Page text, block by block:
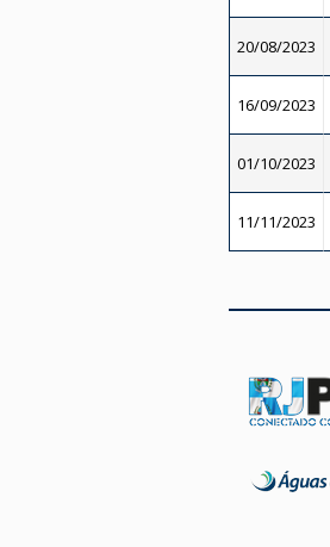
20/08/2023
16/09/2023
01/10/2023
11/11/2023